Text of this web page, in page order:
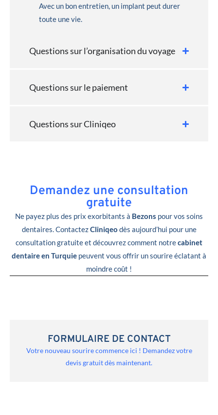
Avec un bon entretien, un implant peut durer
toute une vie.
Questions sur l’organisation du voyage
Questions sur le paiement
Questions sur Cliniqeo
Demandez une consultation
gratuite
Ne payez plus des prix exorbitants à Bezons pour vos soins
dentaires. ContactezCliniqeo dès aujourd’hui pour une
consultation gratuite et découvrez comment notrecabinet
dentaire en Turquie peuvent vous offrir un sourire éclatant à
moindre coût !
FORMULAIRE DE CONTACT
Votre nouveau sourire commence ici ! Demandez votre
devis gratuit dès maintenant.